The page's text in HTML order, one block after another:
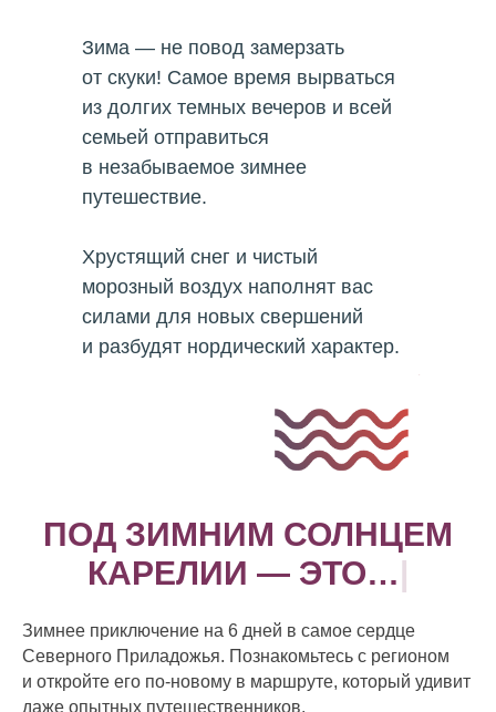
Зима — не повод замерзать
от скуки! Самое время вырваться
из долгих темных вечеров и всей
семьей отправиться
в незабываемое зимнее
путешествие.
Хрустящий снег и чистый
морозный воздух наполнят вас
силами для новых свершений
и разбудят нордический характер.
ПОД ЗИМНИМ СОЛНЦЕМ
КАРЕЛИИ — ЭТО…
Зимнее приключение на 6 дней в самое сердце
Северного Приладожья. Познакомьтесь с регионом
и откройте его по-новому в маршруте, который удивит
даже опытных путешественников.